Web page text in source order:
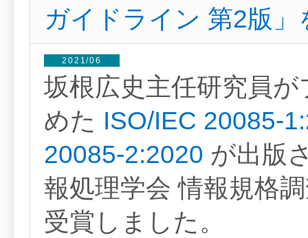
ガイドライン 第2版
2021/06
坂根広史主任研究員
めた ISO/IEC 20085-
20085-2:2020 が出版
報処理学会 情報規格
受賞しました。